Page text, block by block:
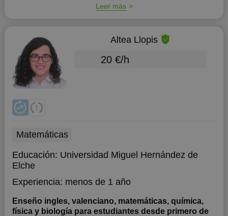
Leer más
Altea Llopis
20 €/h
Matemáticas
Educación: Universidad Miguel Hernández de
Elche
Experiencia: menos de 1 año
Enseño ingles, valenciano, matemáticas, química,
física y biología para estudiantes desde primero de